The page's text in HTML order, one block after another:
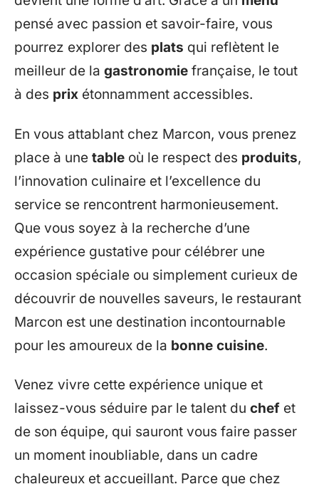
pensé avec passion et savoir-faire, vous
pourrez explorer des plats qui reflètent le
meilleur de la gastronomie française, le tout
à des prix étonnamment accessibles.
En vous attablant chez Marcon, vous prenez
place à une table où le respect des produits,
l’innovation culinaire et l’excellence du
service se rencontrent harmonieusement.
Que vous soyez à la recherche d’une
expérience gustative pour célébrer une
occasion spéciale ou simplement curieux de
découvrir de nouvelles saveurs, le restaurant
Marcon est une destination incontournable
pour les amoureux de la bonne cuisine.
Venez vivre cette expérience unique et
laissez-vous séduire par le talent du chef et
de son équipe, qui sauront vous faire passer
un moment inoubliable, dans un cadre
chaleureux et accueillant. Parce que chez